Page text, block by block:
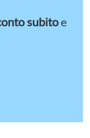
subitoe
Un'estate